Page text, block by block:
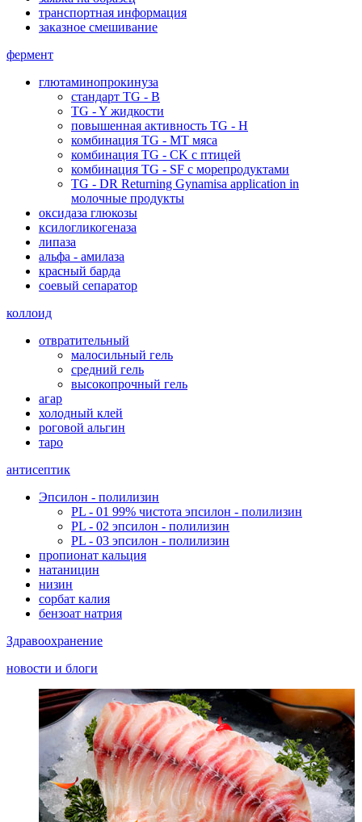
транспортная информация
заказное смешивание
фермент
глютаминопрокинуза
стандарт TG - B
TG - Y жидкости
повышенная активность TG - H
комбинация TG - MT мяса
комбинация TG - CK с птицей
комбинация TG - SF с морепродуктами
TG - DR Returning Gynamisa application in
молочные продукты
оксидаза глюкозы
ксилогликогеназа
липаза
альфа - амилаза
красный барда
соевый сепаратор
коллоид
отвратительный
малосильный гель
средний гель
высокопрочный гель
агар
холодный клей
роговой альгин
таро
антисептик
Эпсилон - полилизин
PL - 01 99% чистота эпсилон - полилизин
PL - 02 эпсилон - полилизин
PL - 03 эпсилон - полилизин
пропионат кальция
натаницин
низин
сорбат калия
бензоат натрия
Здравоохранение
новости и блоги